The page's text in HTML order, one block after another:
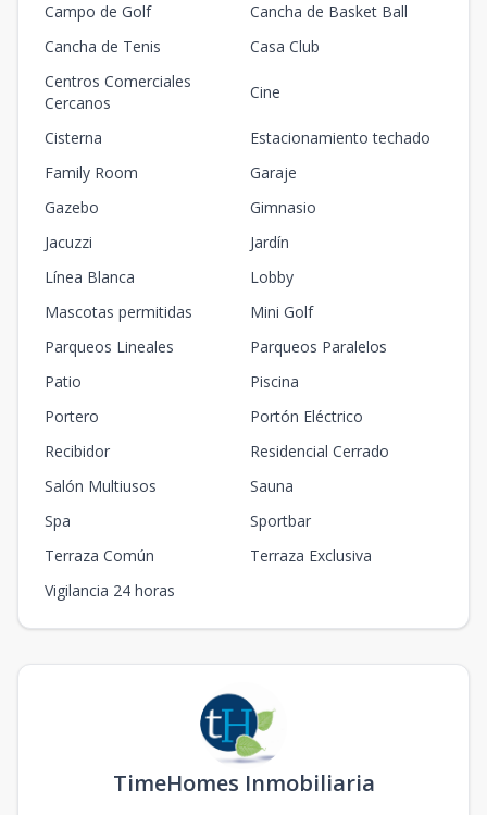
Campo de Golf
Cancha de Basket Ball
Cancha de Tenis
Casa Club
Centros Comerciales
Cercanos
Cine
Cisterna
Estacionamiento techado
Family Room
Garaje
Gazebo
Gimnasio
Jacuzzi
Jardín
Línea Blanca
Lobby
Mascotas permitidas
Mini Golf
Parqueos Lineales
Parqueos Paralelos
Patio
Piscina
Portero
Portón Eléctrico
Recibidor
Residencial Cerrado
Salón Multiusos
Sauna
Spa
Sportbar
Terraza Común
Terraza Exclusiva
Vigilancia 24 horas
TimeHomes Inmobiliaria